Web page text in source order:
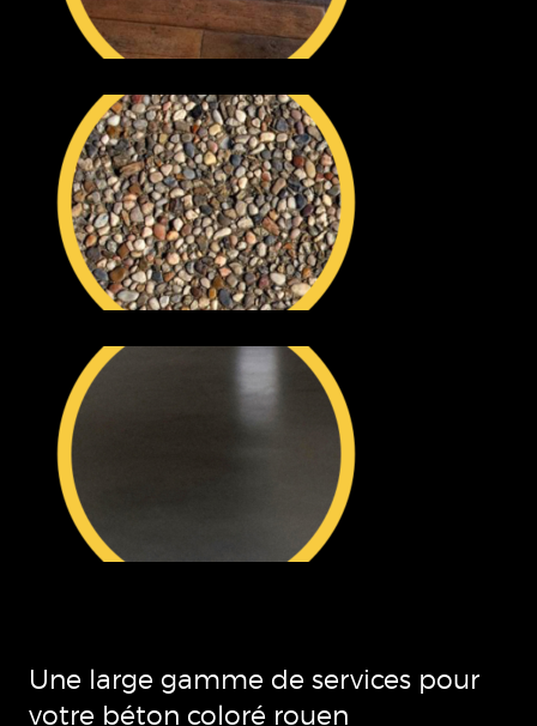
Une large gamme de services pour
votre béton coloré rouen